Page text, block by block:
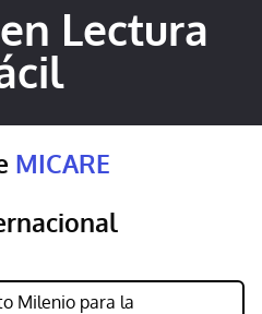
Lectura
MICARE
Milenio para la